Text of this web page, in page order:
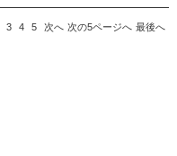
3 4 5 次へ 次の5ページへ 最後へ